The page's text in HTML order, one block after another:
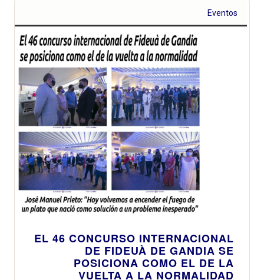
Eventos
EL 46 CONCURSO INTERNACIONAL
DE FIDEUÀ DE GANDIA SE
POSICIONA COMO EL DE LA
VUELTA A LA NORMALIDAD